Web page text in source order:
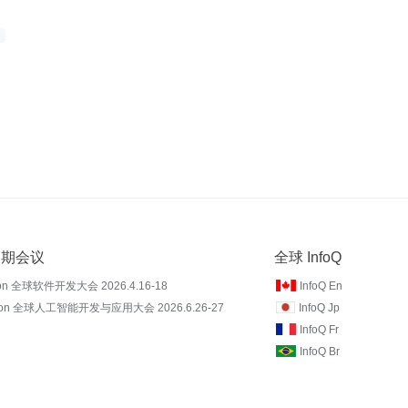
会议
全球软件开发大会 2026.4.16-18
全球人工智能开发与应用大会 2026.6.26-27
全球 InfoQ
InfoQ En
InfoQ Jp
InfoQ Fr
InfoQ Br